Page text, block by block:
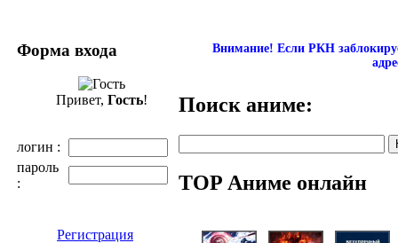
Форма входа
Привет, Гость!
логин :
пароль
:
Регистрация
Внимание! Если РКН
Поиск аниме:
TOP Аниме онлайн